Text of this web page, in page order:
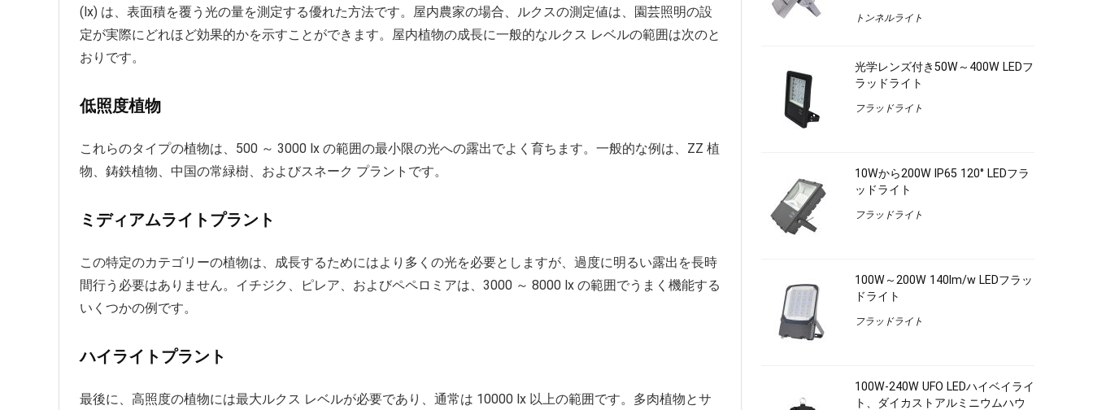
(lx) は、表面積を覆う光の量を測定する優れた方法です。屋内農家の場合、ルクスの測定値は、園芸照明の設
定が実際にどれほど効果的かを示すことができます。屋内植物の成長に一般的なルクス レベルの範囲は次のと
おりです。
低照度植物
これらのタイプの植物は、500 ～ 3000 lx の範囲の最小限の光への露出でよく育ちます。一般的な例は、ZZ 植
物、鋳鉄植物、中国の常緑樹、およびスネーク プラントです。
ミディアムライトプラント
この特定のカテゴリーの植物は、成長するためにはより多くの光を必要としますが、過度に明るい露出を長時
間行う必要はありません。イチジク、ピレア、およびペペロミアは、3000 ～ 8000 lx の範囲でうまく機能する
いくつかの例です。
ハイライトプラント
最後に、高照度の植物には最大ルクス レベルが必要であり、通常は 10000 lx 以上の範囲です。多肉植物とサ
トンネルライト
光学レンズ付き50W～400W LEDフ
ラッドライト
フラッドライト
10Wから200W IP65 120° LEDフラ
ッドライト
フラッドライト
100W～200W 140lm/w LEDフラッ
ドライト
フラッドライト
100W-240W UFO LEDハイベイライ
ト、ダイカストアルミニウムハウ